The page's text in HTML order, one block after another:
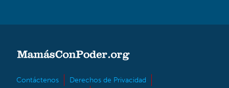
Contáctenos
Derechos de Privacidad